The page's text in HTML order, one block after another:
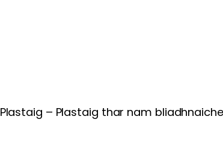
Plastaig – Plastaig thar nam